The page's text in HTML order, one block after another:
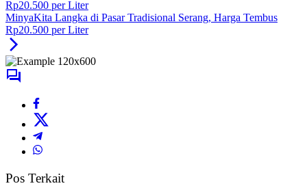
MinyaKita Langka di Pasar Tradisional Serang, Harga Tembus
Rp20.500 per Liter
Pos Terkait